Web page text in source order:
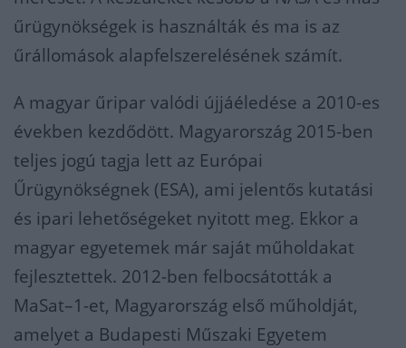
űrügynökségek is használták és ma is az
űrállomások alapfelszerelésének számít.
A magyar űripar valódi újjáéledése a 2010-es
években kezdődött. Magyarország 2015-ben
teljes jogú tagja lett az Európai
Űrügynökségnek (ESA), ami jelentős kutatási
és ipari lehetőségeket nyitott meg. Ekkor a
magyar egyetemek már saját műholdakat
fejlesztettek. 2012-ben felbocsátották a
MaSat–1-et, Magyarország első műholdját,
amelyet a Budapesti Műszaki Egyetem